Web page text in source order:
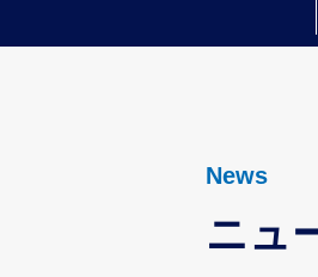
News
ニュ